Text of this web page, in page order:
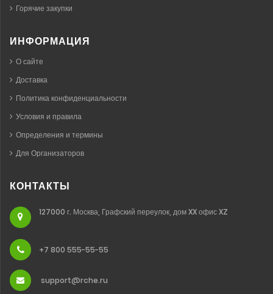
Горячие закупки
ИНФОРМАЦИЯ
О сайте
Доставка
Политика конфиденциальности
Условия и правила
Определения и термины
Для Организаторов
КОНТАКТЫ
127000 г. Москва, Графский переулок, дом XX офис XZ
+7 800 555-55-55
support@rche.ru